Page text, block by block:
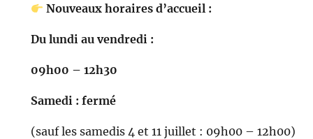
Nouveaux horaires d’accueil :
Du lundi au vendredi :
09h00 – 12h30
Samedi : fermé
(sauf les samedis 4 et 11 juillet : 09h00 – 12h00)